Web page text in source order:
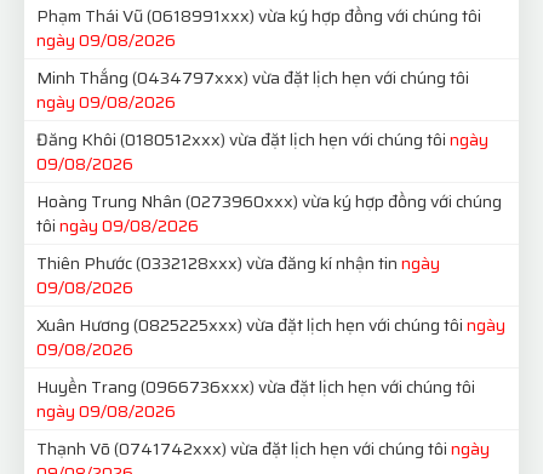
Phạm Thái Vũ(0618991xxx)vừa ký hợp đồng với chúng tôi
ngày 09/08/2026
Minh Thắng(0434797xxx)vừa đặt lịch hẹn với chúng tôi
ngày 09/08/2026
Đăng Khôi(0180512xxx)vừa đặt lịch hẹn với chúng tôingày
09/08/2026
Hoàng Trung Nhân(0273960xxx)vừa ký hợp đồng với chúng
tôingày 09/08/2026
Thiên Phước(0332128xxx)vừa đăng kí nhận tinngày
09/08/2026
Xuân Hương(0825225xxx)vừa đặt lịch hẹn với chúng tôingày
09/08/2026
Huyền Trang(0966736xxx)vừa đặt lịch hẹn với chúng tôi
ngày 09/08/2026
Thạnh Võ(0741742xxx)vừa đặt lịch hẹn với chúng tôingày